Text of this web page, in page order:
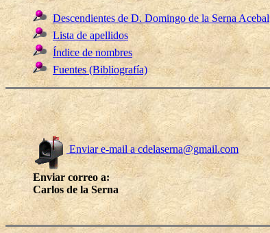
Descendientes de D. Domingo de la Serna Acebal
Lista de apellidos
Índice de nombres
Fuentes (Bibliografía)
Enviar e-mail a cdelaserna@gmail.com
Enviar correo a:
Carlos de la Serna